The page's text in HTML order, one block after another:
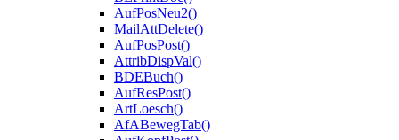
AufPosNeu2()
MailAttDelete()
AufPosPost()
AttribDispVal()
BDEBuch()
AufResPost()
ArtLoesch()
AfABewegTab()